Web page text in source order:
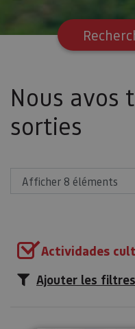
Nous avos
sorties
Actividades
Ajouter les filtres